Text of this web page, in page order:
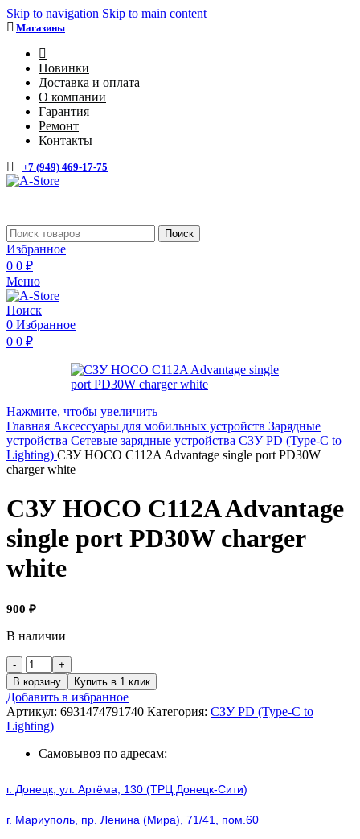
Skip to navigation Skip to main content
Магазины
Новинки
Доставка и оплата
О компании
Гарантия
Ремонт
Контакты
+7 (949) 469-17-75
Поиск
Избранное
0 0 ₽
Меню
Поиск
0 Избранное
0 0 ₽
Нажмите, чтобы увеличить
Главная Аксессуары для мобильных устройств Зарядные
устройства Сетевые зарядные устройства СЗУ PD (Type-C to
Lighting) СЗУ HOCO C112A Advantage single port PD30W
charger white
СЗУ HOCO C112A Advantage
single port PD30W charger
white
900 ₽
В наличии
Количество
товара
СЗУ
HOCO
C112A
Advantage
single
charger
В корзину Купить в 1 клик
Добавить в избранное
Артикул: 6931474791740 Категория: СЗУ PD (Type-C to
Lighting)
Самовывоз по адресам:
г. Донецк, ул. Артёма, 130 (ТРЦ Донецк-Сити)
г. Мариуполь, пр. Ленина (Мира), 71/41, пом.60